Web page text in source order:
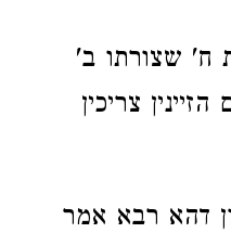
ח' שצורתו ב'
צריכין
דהא רבא אמר